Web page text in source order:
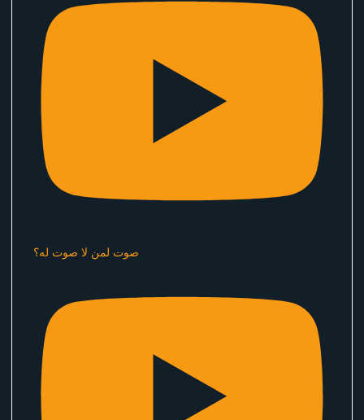
صوت لمن لا صوت له؟